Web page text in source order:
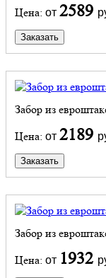
Цена: от 2589
Заказать
Забор из
Цена: от 2189
Заказать
Забор из
Цена: от 1932